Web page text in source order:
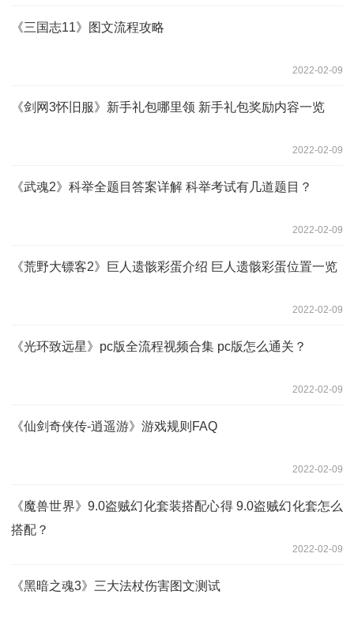
《三国志11》图文流程攻略
2022-02-09
《剑网3怀旧服》新手礼包哪里领 新手礼包奖励内容一览
2022-02-09
《武魂2》科举全题目答案详解 科举考试有几道题目？
2022-02-09
《荒野大镖客2》巨人遗骸彩蛋介绍 巨人遗骸彩蛋位置一览
2022-02-09
《光环致远星》pc版全流程视频合集 pc版怎么通关？
2022-02-09
《仙剑奇侠传-逍遥游》游戏规则FAQ
2022-02-09
《魔兽世界》9.0盗贼幻化套装搭配心得 9.0盗贼幻化套怎么
搭配？
2022-02-09
《黑暗之魂3》三大法杖伤害图文测试